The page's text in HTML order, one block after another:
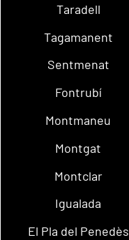
Taradell
Tagamanent
Sentmenat
Fontrubí
Montmaneu
Montgat
Montclar
Igualada
El Pla del Penedès